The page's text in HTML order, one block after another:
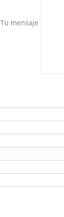
Tu mensaje